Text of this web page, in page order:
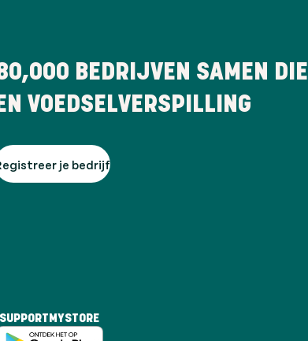
BEDRIJVEN SAMEN DIE
VOEDSELVERSPILLING
je bedrijf
SUPPORT MYSTORE